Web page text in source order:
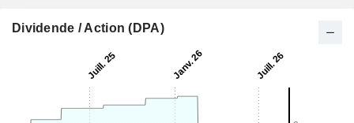
Dividende / Action (DPA)